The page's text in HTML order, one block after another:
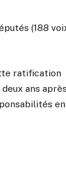
(188
ratification
ans après
en